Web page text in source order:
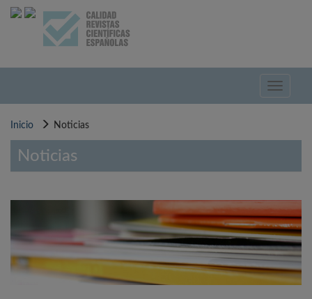
Pasar
Toggle
Inicio Noticias
Noticias